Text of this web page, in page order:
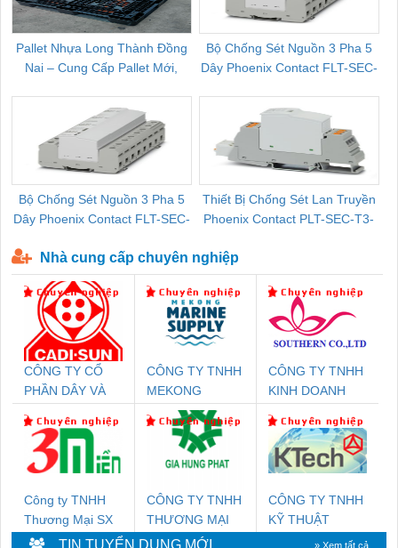
Pallet Nhựa Long Thành Đồng
Nai – Cung Cấp Pallet Mới,
Bộ Chống Sét Nguồn 3 Pha 5
Dây Phoenix Contact FLT-SEC-
Bộ Chống Sét Nguồn 3 Pha 5
Dây Phoenix Contact FLT-SEC-
Thiết Bị Chống Sét Lan Truyền
Phoenix Contact PLT-SEC-T3-
Nhà cung cấp chuyên nghiệp
CÔNG TY CỔ
PHẦN DÂY VÀ
THƯỢNG ĐÌNH
CÔNG TY TNHH
MEKONG
MARINE
SUPPLY
CÔNG TY TNHH
KINH DOANH
PHƯƠNG NAM
Công ty TNHH
Thương Mại SX
Ba Miền
CÔNG TY TNHH
THƯƠNG MẠI
DỊCH VỤ KỸ
CÔNG TY TNHH
KỸ THUẬT
KTECH VIỆT» Xem tất cả